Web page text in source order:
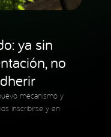
ya sin
no
mecanismo y
inscribirse y en